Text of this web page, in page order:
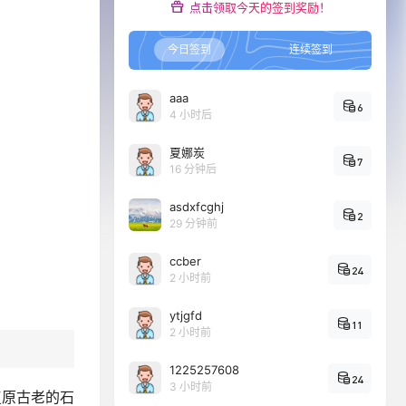
古老的石
点击领取今天的签到奖励！
今日签到 连续签到
aaa
4 小时后
6
夏娜炭
16 分钟后
7
asdxfcghj
29 分钟前
2
ccber
2 小时前
24
ytjgfd
2 小时前
11
1225257608
3 小时前
24